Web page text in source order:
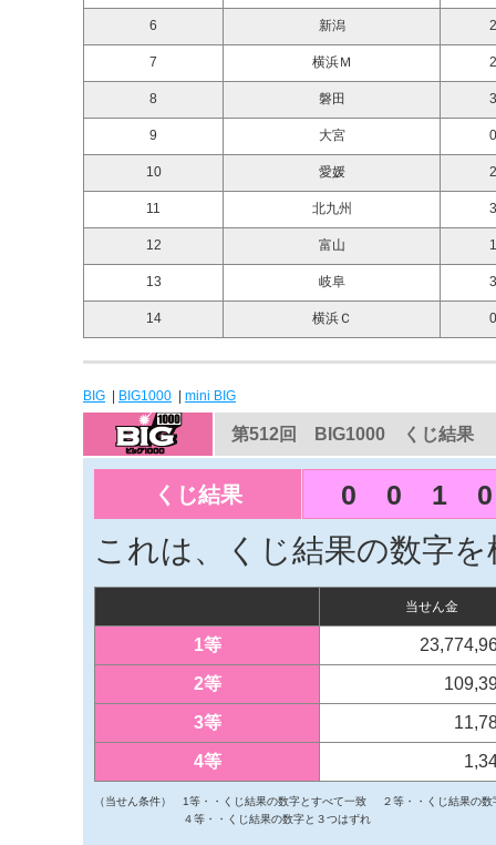
6 新潟
7 横浜Ｍ
8 磐田
9 大宮
10 愛媛
11 北九州
12 富山
13 岐阜
14 横浜Ｃ
BIG BIG1000 mini BIG
第512回 BIG1000 くじ結果
くじ結果 0 0 1 0
これは、くじ結果の数字
当せん金
1等
2等
3等
4等
（当せん条件） 1等・・くじ結果の数字とすべて一致
２等・・くじ結果の
４等・・くじ結果の数字と３つはずれ